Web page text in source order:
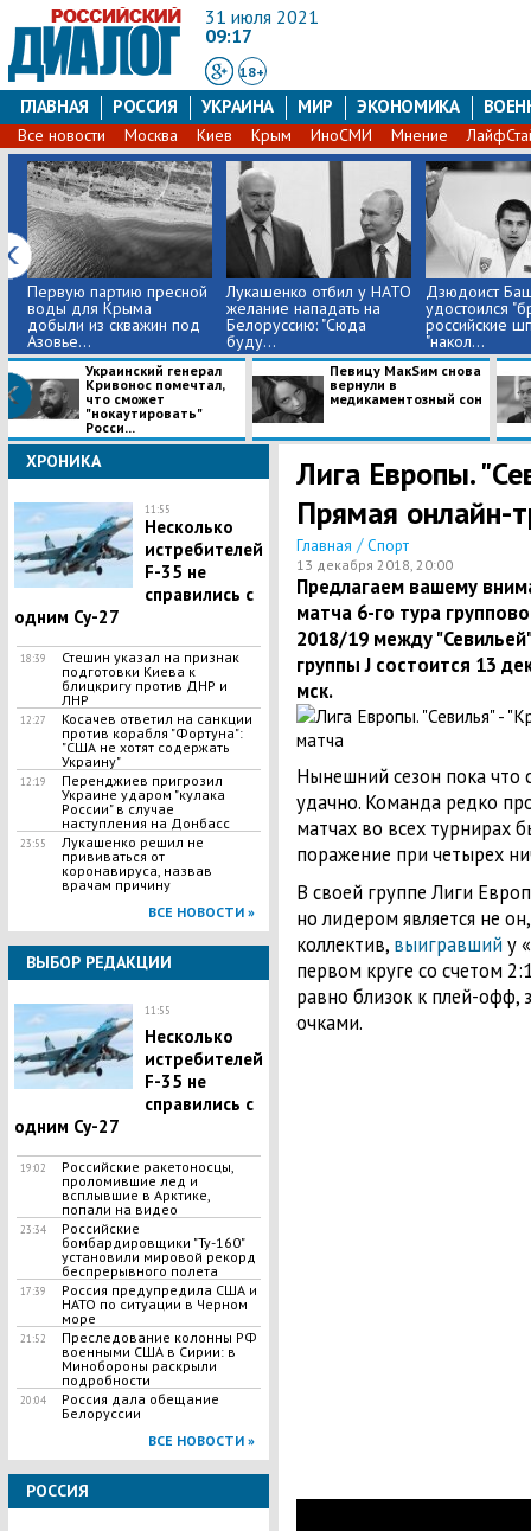
31 июля 2021
09:17
18+
ГЛАВНАЯ РОССИЯ УКРАИНА МИР ЭКОНОМИКА
Все новости Москва Киев Крым ИноСМИ Мнение
Первую партию пресной
воды для Крыма
добыли из скважин под
Азовье...
Лукашенко отбил у НАТО
желание нападать на
Белоруссию: "Сюда
буду...
Дзюдоист
удостоился
российские
"накол...
Украинский генерал
Кривонос помечтал,
что сможет
"нокаутировать"
Росси...
Певицу МакSим снова
вернули в
медикаментозный сон
ХРОНИКА
11:55
Несколько
истребителей
F-35 не
справились с
одним Су-27
18:39
Стешин указал на признак
подготовки Киева к
блицкригу против ДНР и
ЛНР
12:27
​Косачев ответил на санкции
против корабля "Фортуна":
"США не хотят содержать
Украину"
12:19
Перенджиев пригрозил
Украине ударом "кулака
России" в случае
наступления на Донбасс
23:55
Лукашенко решил не
прививаться от
коронавируса, назвав
врачам причину
ВСЕ НОВОСТИ »
ВЫБОР РЕДАКЦИИ
11:55
Несколько
истребителей
F-35 не
справились с
одним Су-27
19:02
Российские ракетоносцы,
проломившие лед и
всплывшие в Арктике,
попали на видео
23:34
Российские
бомбардировщики "Ту-160"
установили мировой рекорд
беспрерывного полета
17:39
Россия предупредила США и
НАТО по ситуации в Черном
море
21:52
Преследование колонны РФ
военными США в Сирии: в
Минобороны раскрыли
подробности
20:04
Россия дала обещание
Белоруссии
ВСЕ НОВОСТИ »
РОССИЯ
Лига Европы.
Прямая онлайн-
Главная / Спорт
13 декабря 2018, 20:00
​Предлагаем вашему
матча 6-го тура
2018/19 между
группы J состоится 13
мск.
Нынешний сезон пока что
удачно. Команда редко
матчах во всех турнирах
поражение при четырех
В своей группе Лиги
но лидером является не
коллектив, выигравший у
первом круге со счетом
равно близок к плей-офф,
очками.